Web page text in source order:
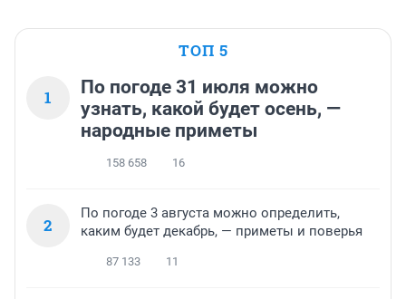
ТОП 5
1
По погоде 31 июля можно
узнать, какой будет осень, —
народные приметы
158 658 16
2
По погоде 3 августа можно определить,
каким будет декабрь, — приметы и поверья
87 133 11